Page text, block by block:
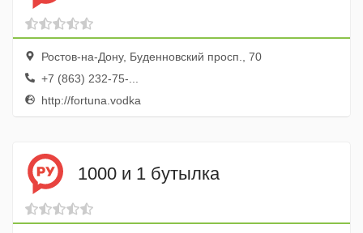
Ростов-на-Дону, Буденновский просп., 70
+7 (863) 232-75-...
http://fortuna.vodka
1000 и 1 бутылка